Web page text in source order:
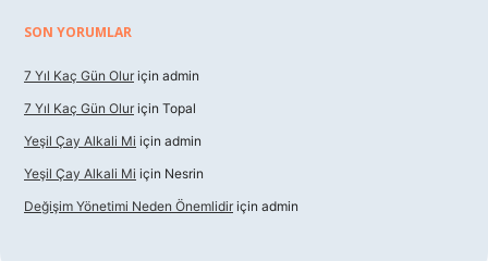
SON YORUMLAR
7 Yıl Kaç Gün Olur için admin
7 Yıl Kaç Gün Olur için Topal
Yeşil Çay Alkali Mi için admin
Yeşil Çay Alkali Mi için Nesrin
Değişim Yönetimi Neden Önemlidir için admin